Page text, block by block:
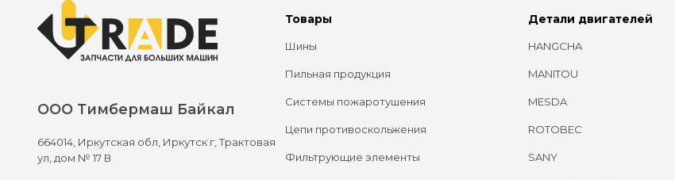
ООО Тимбермаш Байкал
664014, Иркутская обл, Иркутск г,Трактовая
ул, дом № 17 В
Товары
Шины
Пильная продукция
Системы пожаротушения
Цепи противоскольжения
Фильтрующие элементы
Детали двигателей
HANGCHA
MANITOU
MESDA
ROTOBEC
SANY